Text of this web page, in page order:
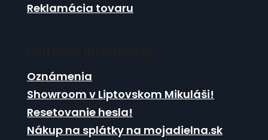
Reklamácia tovaru
Oznámenia
Showroom v Liptovskom Mikuláši!
Resetovanie hesla!
Nákup na splátky na mojadielna.sk